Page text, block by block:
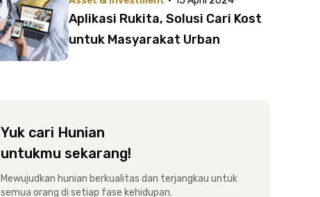
Aplikasi Rukita, Solusi Cari Kost
untuk Masyarakat Urban
Yuk cari Hunian
untukmu sekarang!
Mewujudkan hunian berkualitas dan terjangkau untuk
semua orang di setiap fase kehidupan.